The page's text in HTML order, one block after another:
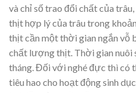
và chỉ số trao đổi chất của
thịt hợp lý của trâu trong
thịt cần một thời gian ngắn vỗ
chất lượng thịt. Thời gian nuôi
tháng. Đối với nghé đực thì có
tiêu hao cho hoạt động sinh